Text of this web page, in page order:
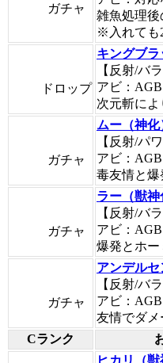
ガチャ
雑魚処理後
※入れても
ドロップ
キングブラ
【反射/バ
アビ：AGB
次元斬によ
ガチャ
ムー（神化
【反射/パ
アビ：AGB
毒友情と爆
ガチャ
ラー（獣神
【反射/バ
アビ：AGB
爆発とホー
ガチャ
アンデルセ
【反射/バ
アビ：AGB
友情でダメ
Cランク